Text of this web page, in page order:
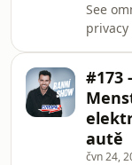
See
#173
autě
čvn 24,